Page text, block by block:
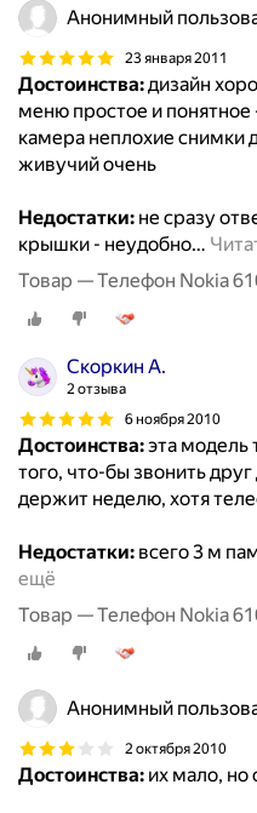
Анонимный
23 января 2011
Достоинства:дизайн
меню простое и понятное
камера неплохие снимки
живучий очень
Недостатки: не сразу
крышки - неудобно…
Товар — Телефон Nokia
Скоркин А.
2 отзыва
6 ноября 2010
Достоинства:эта модель
того, что-бы звонить
держит неделю, хотя
Недостатки: всего 3 м
ещё
Товар — Телефон Nokia
Анонимный
2 октября 2010
Достоинства: их мало, но